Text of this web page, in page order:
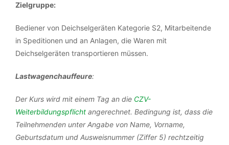
Zielgruppe:
Bediener von Deichselgeräten Kategorie S2, Mitarbeitende
in Speditionen und an Anlagen, die Waren mit
Deichselgeräten transportieren müssen.
Lastwagenchauffeure:
Der Kurs wird mit einem Tag an die CZV-
Weiterbildungspflicht angerechnet. Bedingung ist, dass die
Teilnehmenden unter Angabe von Name, Vorname,
Geburtsdatum und Ausweisnummer (Ziffer 5) rechtzeitig